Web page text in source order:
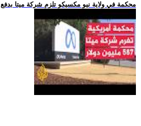
.. محكمة في ولاية نيو مكسيكو تلزم شركة ميتا بدفع 567 مليون دولا